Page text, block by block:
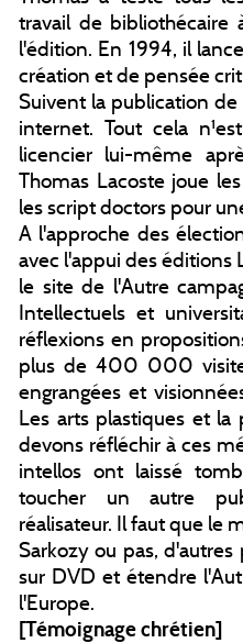
travail de bibliothécaire
l'édition. En 1994, il
création et de pensée
Suivent la publication
internet. Tout cela
licencier lui-même
Thomas Lacoste joue
les script doctors pour
A l'approche des
avec l'appui des éditions
le site de l'Autre
Intellectuels et
réflexions en
plus de 400 000
engrangées et
Les arts plastiques et
devons réfléchir à ces
intellos ont laissé
toucher un autre
réalisateur. Il faut que le
Sarkozy ou pas,
sur DVD et étendre
l'Europe.
[Témoignage chrétien]